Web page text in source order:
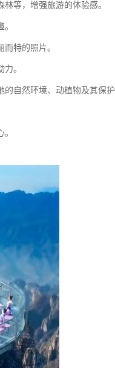
等，增强旅游的体验感。
特的照片。
。
自然环境、动植物及其保护